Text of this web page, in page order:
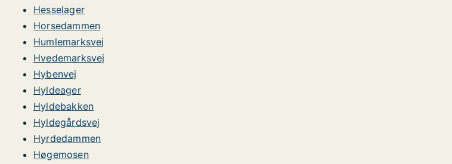
Hesselager
Horsedammen
Humlemarksvej
Hvedemarksvej
Hybenvej
Hyldeager
Hyldebakken
Hyldegårdsvej
Hyrdedammen
Høgemosen